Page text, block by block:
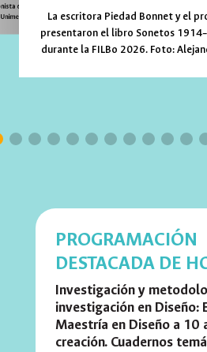
en esta edición.
La escritora Piedad Bonnet y el
presentaron el libro Sonetos
durante la FILBo 2026. Foto:
PROGRAMACIÓN
DESTACADA DE
Investigación y
investigación en Diseño:
Maestría en Diseño a 10
creación. Cuadernos